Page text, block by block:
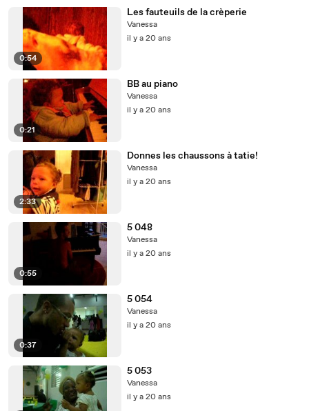
0:54
Les fauteuils de la crèperie
Vanessa
il y a 20 ans
0:21
BB au piano
Vanessa
il y a 20 ans
2:33
Donnes les chaussons à tatie!
Vanessa
il y a 20 ans
0:55
5 048
Vanessa
il y a 20 ans
0:37
5 054
Vanessa
il y a 20 ans
5 053
Vanessa
il y a 20 ans